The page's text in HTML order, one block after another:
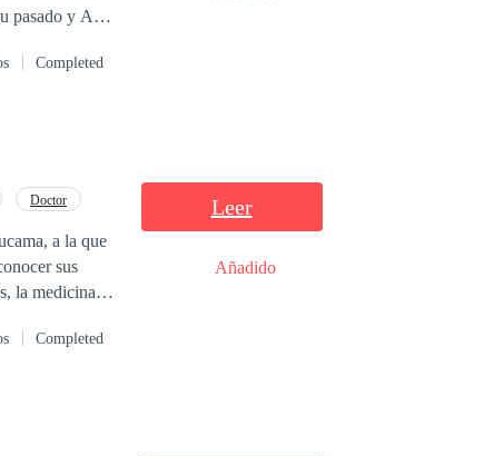
pasado y Abi
amarla.Completed
Doctor
a la que
sus
la medicina y
al doctor
Completed
Leer
Añadido